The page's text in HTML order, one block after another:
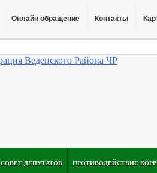
Онлайн обращение Контакты
СОВЕТ ДЕПУТАТОВ ПРОТИВОДЕЙСТВИЕ